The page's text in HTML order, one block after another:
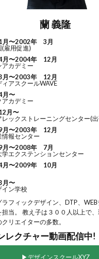
蘭 義隆
〜2002年 3月
雇用促進)
〜2004年 12月
アカデミー
〜2003年 12月
アスクールWAVE
〜
カデミー
月〜
レックストレーニングセンター(
〜2003年 12月
報センター
〜2008年 7月
学エクステンションセンター
〜2009年 10月
〜
ン学校
ラフィックデザイン、DTP、
担当。 教え子は３００人以上で
リエイターの多数。
レクチャー動画配信中!
▶︎デザインスクールXYZ